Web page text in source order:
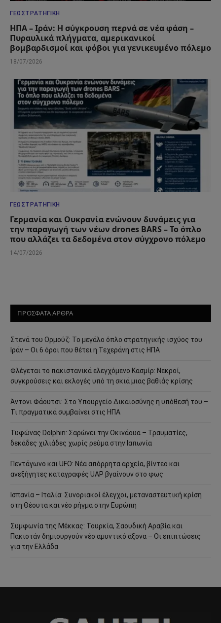
ΓΕΩΣΤΡΑΤΗΓΙΚΉ
ΗΠΑ – Ιράν: Η σύγκρουση περνά σε νέα φάση –
Πυραυλικά πλήγματα, αμερικανικοί
βομβαρδισμοί και φόβοι για γενικευμένο πόλεμο
18/07/2026
ΓΕΩΣΤΡΑΤΗΓΙΚΉ
Γερμανία και Ουκρανία ενώνουν δυνάμεις για
την παραγωγή των νέων drones BARS – Το όπλο
που αλλάζει τα δεδομένα στον σύγχρονο πόλεμο
14/07/2026
ΠΡΟΣΦΑΤΑ ΑΡΘΡΑ
Στενά του Ορμούζ: Το μεγάλο όπλο στρατηγικής ισχύος του
Ιράν – Οι 6 όροι που θέτει η Τεχεράνη στις ΗΠΑ
Φλέγεται το πακιστανικά ελεγχόμενο Κασμίρ: Νεκροί,
συγκρούσεις και εκλογές υπό τη σκιά μιας βαθιάς κρίσης
Άντονι Φάουτσι: Στο Υπουργείο Δικαιοσύνης η υπόθεσή του –
Τι πραγματικά συμβαίνει στις ΗΠΑ
Τυφώνας Dolphin: Σαρώνει την Οκινάουα – Τραυματίες,
δεκάδες χιλιάδες χωρίς ρεύμα στην Ιαπωνία
Πεντάγωνο και UFO: Νέα απόρρητα αρχεία, βίντεο και
ανεξήγητες καταγραφές UAP βγαίνουν στο φως
Ισπανία – Ιταλία: Συνοριακοί έλεγχοι, μεταναστευτική κρίση
στη Θέουτα και νέο ρήγμα στην Ευρώπη
Συμφωνία της Μέκκας: Τουρκία, Σαουδική Αραβία και
Πακιστάν δημιουργούν νέο αμυντικό άξονα – Οι επιπτώσεις
για την Ελλάδα